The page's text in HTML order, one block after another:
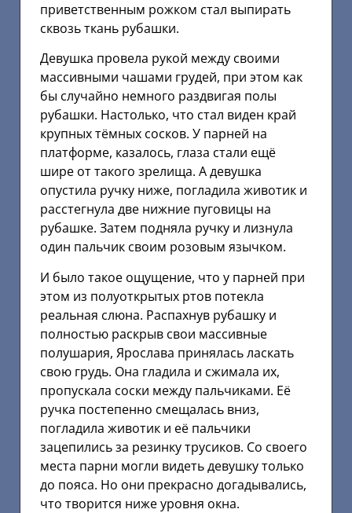
приветственным рожком стал выпирать
сквозь ткань рубашки.
Девушка провела рукой между своими
массивными чашами грудей, при этом как
бы случайно немного раздвигая полы
рубашки. Настолько, что стал виден край
крупных тёмных сосков. У парней на
платформе, казалось, глаза стали ещё
шире от такого зрелища. А девушка
опустила ручку ниже, погладила животик и
расстегнула две нижние пуговицы на
рубашке. Затем подняла ручку и лизнула
один пальчик своим розовым язычком.
И было такое ощущение, что у парней при
этом из полуоткрытых ртов потекла
реальная слюна. Распахнув рубашку и
полностью раскрыв свои массивные
полушария, Ярослава принялась ласкать
свою грудь. Она гладила и сжимала их,
пропускала соски между пальчиками. Её
ручка постепенно смещалась вниз,
погладила животик и её пальчики
зацепились за резинку трусиков. Со своего
места парни могли видеть девушку только
до пояса. Но они прекрасно догадывались,
что творится ниже уровня окна.